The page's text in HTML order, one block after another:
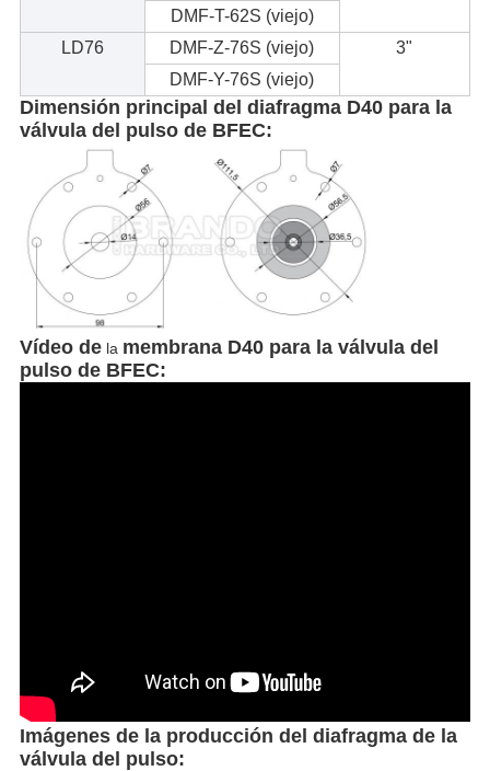
DMF-T-62S (viejo)
LD76
DMF-Z-76S (viejo)
3"
DMF-Y-76S (viejo)
Dimensión principal del diafragma D40 para la
válvula del pulso de BFEC:
Vídeo dela membrana D40 para la válvula del
pulso de BFEC:
Imágenes de la producción del diafragma de la
válvula del pulso: